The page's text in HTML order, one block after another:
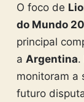
O foco de
do Mundo
principal
a Argentina.
monitoram a
futuro